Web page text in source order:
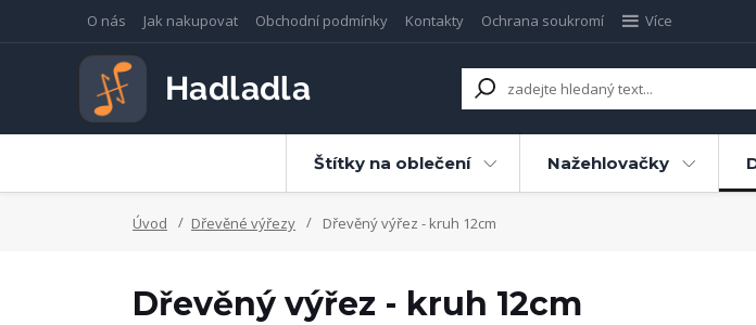
O nás Jak nakupovat Obchodní podmínky Kontakty Ochrana soukromí Více
Štítky na oblečení Nažehlovačky
Úvod Dřevěné výřezy Dřevěný výřez - kruh 12cm
Dřevěný výřez - kruh 12cm